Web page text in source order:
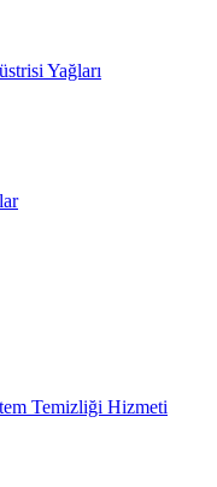
Yağları
Temizliği Hizmeti